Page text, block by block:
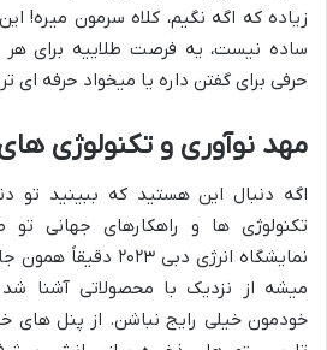
زیاده که اگه نگیم، کلاه سرمون میره!
ساده نیست، یه فرصت طلاییه برای
حرفی برای گفتن داره یا میخواد حرفه ای
مهد نوآوری و تکنولوژی
اگه دنبال این هستید که ببینید تو
تکنولوژی ها و راهکارهای جهانی
نمایشگاه انرژی دبی
میشه از نزدیک با محصولاتی آشنا
خودمون خیلی رایج نباشن. از پنل های